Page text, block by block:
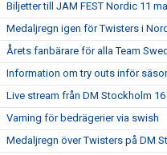
Biljetter till JAM FEST Nordic 11
Medaljregn igen för Twisters i
Årets fanbärare för alla Team
Information om try outs inför
Live stream från DM Stockholm
Varning för bedrägerier via swish
Medaljregn över Twisters på DM